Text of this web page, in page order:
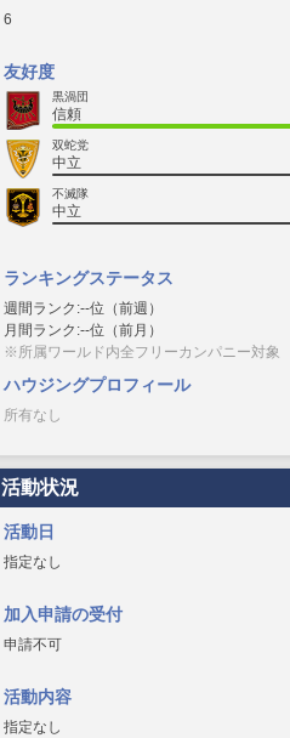
6
友好度
黒渦団
信頼
双蛇党
中立
不滅隊
中立
ランキングステータス
週間ランク:--位（前週）
月間ランク:--位（前月）
※所属ワールド内全フリーカンパニー対象
ハウジングプロフィール
所有なし
活動状況
活動日
指定なし
加入申請の受付
申請不可
活動内容
指定なし